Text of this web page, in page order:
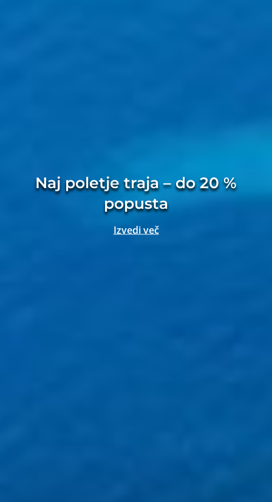
Naj poletje traja – do 20 %
popusta
Izvedi več